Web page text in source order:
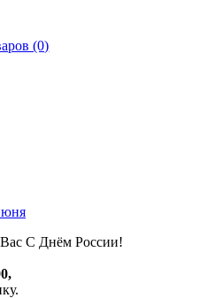
(0)
С Днём России!